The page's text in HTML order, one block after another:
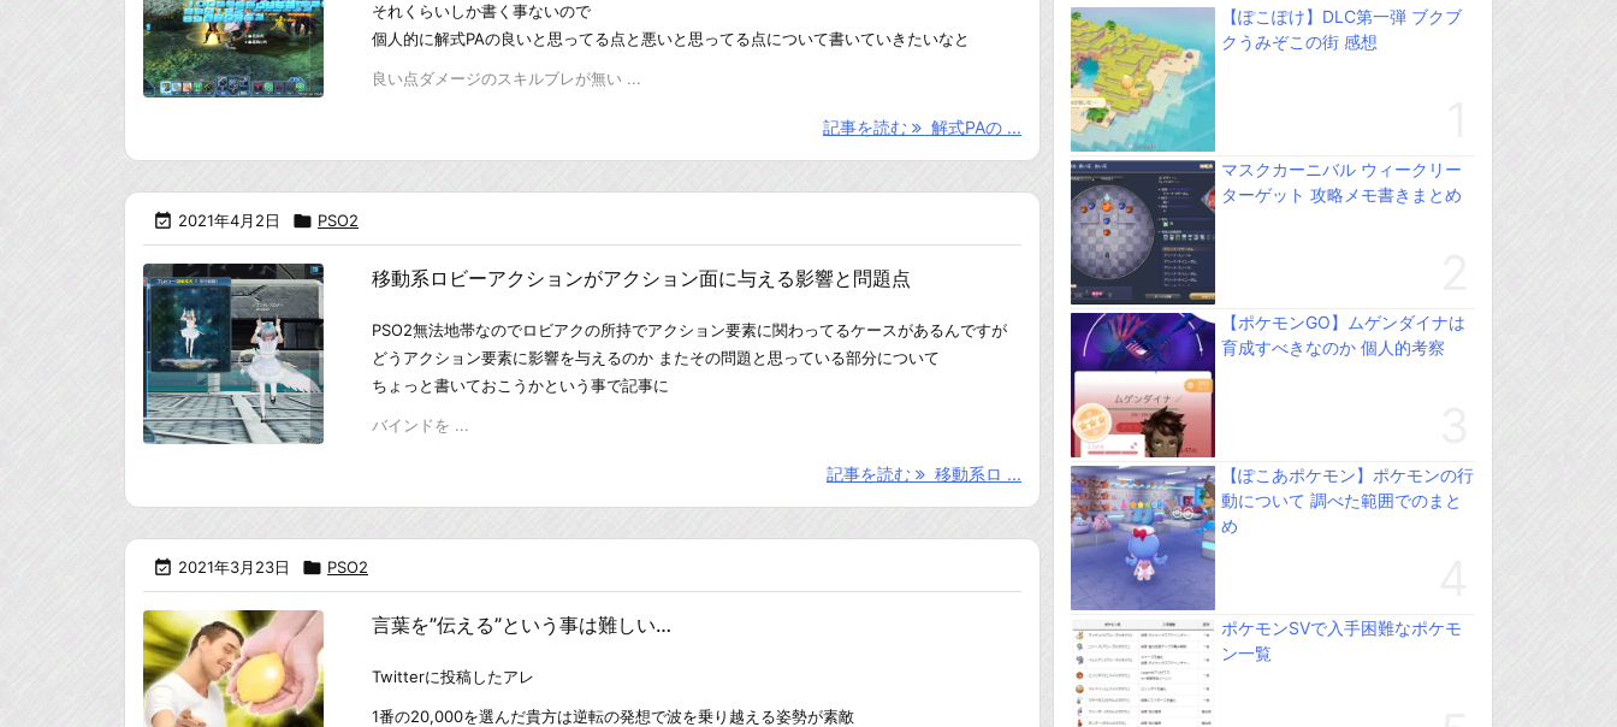
それくらいしか書く事ないので
個人的に解式PAの良いと思ってる点と悪いと思ってる点について書いていきたいなと
良い点ダメージのスキルブレが無い ...
記事を読む 解式PAの ...
 2021年4月2日  PSO2
移動系ロビーアクションがアクション面に与える影響と問題点
PSO2無法地帯なのでロビアクの所持でアクション要素に関わってるケースがあるんですが
どうアクション要素に影響を与えるのか またその問題と思っている部分について
ちょっと書いておこうかという事で記事に
バインドを ...
記事を読む 移動系ロ ...
 2021年3月23日  PSO2
言葉を”伝える”という事は難しい…
Twitterに投稿したアレ
1番の20,000を選んだ貴方は逆転の発想で波を乗り越える姿勢が素敵
【ぽこぽけ】DLC第一弾 ブクブ
クうみぞこの街 感想
マスクカーニバル ウィークリー
ターゲット 攻略メモ書きまとめ
【ポケモンGO】ムゲンダイナは
育成すべきなのか 個人的考察
【ぽこあポケモン】ポケモンの行
動について 調べた範囲でのまと
め
ポケモンSVで入手困難なポケモ
ン一覧